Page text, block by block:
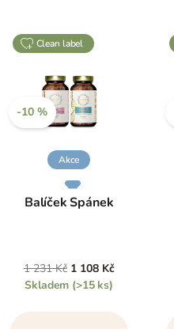
clean label
-10 %
Akce
Balíček Spánek
1 231 Kč 1 108 Kč
Skladem (>15 ks)